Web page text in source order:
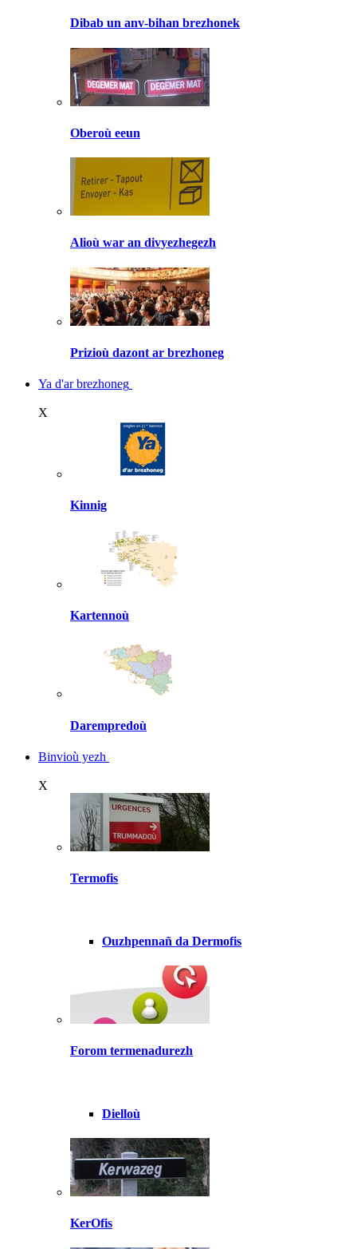
Dibab un anv-bihan brezhonek
Oberoù eeun
Alioù war an divyezhegezh
Prizioù dazont ar brezhoneg
Ya d'ar brezhoneg
X
Kinnig
Kartennoù
Darempredoù
Binvioù yezh
X
Termofis
Ouzhpennañ da Dermofis
Forom termenadurezh
Dielloù
KerOfis